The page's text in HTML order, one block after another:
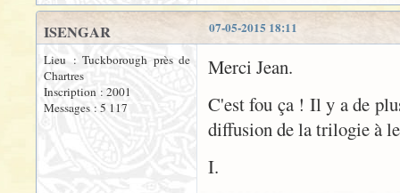
07-05-2015 18:11
ISENGAR
Lieu : Tuckborough près de
Chartres
Inscription : 2001
Messages : 5 117
Merci Jean.
C'est fou ça ! Il y a de
diffusion de la trilogie à
I.